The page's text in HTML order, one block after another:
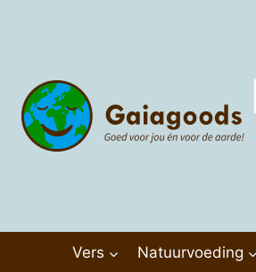
Vers Natuurvoeding